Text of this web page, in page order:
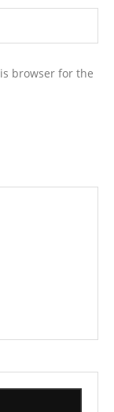
browser for the